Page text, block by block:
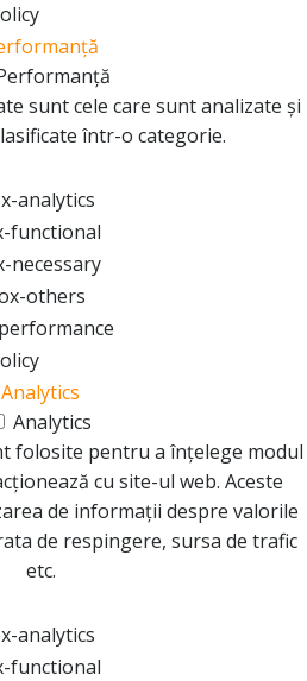
sunt cele care sunt analizate și
într-o categorie.
analytics
functional
necessary
others
Analytics
Analytics
folosite pentru a înțelege modul
cu site-ul web. Aceste
de informații despre valorile
de respingere, sursa de trafic
etc.
analytics
functional